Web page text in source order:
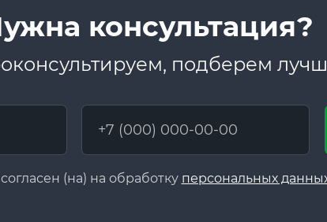
консультация?
подберем
(на) на обработку персональных